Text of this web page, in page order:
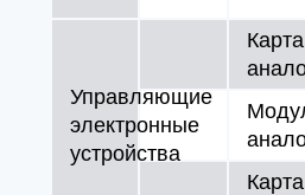
Управляющие
электронные
устройства